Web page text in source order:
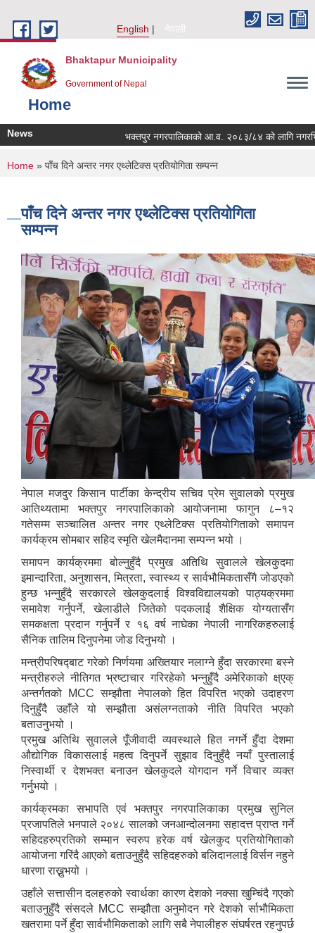
English
नेपाली
Bhaktapur Municipality
Government of Nepal
Home
News भक्तपुर नगरपालिकाको आ.व. २०८३/८४ को लागि
You are here
Home » पाँच दिने अन्तर नगर एथ्लेटिक्स प्रतियोगिता सम्पन्न
पाँच दिने अन्तर नगर एथ्लेटिक्स प्रतियोगिता
सम्पन्न
नेपाल मजदुर किसान पार्टीका केन्द्रीय सचिव प्रेम सुवालको प्रमुख
आतिथ्यतामा भक्तपुर नगरपालिकाको आयोजनामा फागुन ८–१२
गतेसम्म सञ्चालित अन्तर नगर एथ्लेटिक्स प्रतियोगिताको समापन
कार्यक्रम सोमबार सहिद स्मृति खेलमैदानमा सम्पन्न भयो ।
समापन कार्यक्रममा बोल्नुहुँदै प्रमुख अतिथि सुवालले खेलकुदमा
इमान्दारिता, अनुशासन, मित्रता, स्वास्थ्य र सार्वभौमिकतासँगै जोडएको
हुन्छ भन्नुहुँदै सरकारले खेलकुदलाई विश्वविद्यालयको पाठ्यक्रममा
समावेश गर्नुपर्ने, खेलाडीले जितेको पदकलाई शैक्षिक योग्यतासँग
समकक्षता प्रदान गर्नुपर्ने र १६ वर्ष नाघेका नेपाली नागरिकहरुलाई
सैनिक तालिम दिनुपनेमा जोड दिनुभयो ।
मन्त्रीपरिषद्‍बाट गरेको निर्णयमा अख्तियार नलाग्ने हुँदा सरकारमा बस्ने
मन्त्रीहरुले नीतिगत भ्रष्टाचार गरिरहेको भन्नुहुँदै अमेरिकाको क्ष्एक्
अन्तर्गतको MCC सम्झौता नेपालको हित विपरित भएको उदाहरण
दिनुहुँदै उहाँले यो सम्झौता असंलग्नताको नीति विपरित भएको
बताउनुभयो ।
प्रमुख अतिथि सुवालले पूँजीवादी व्यवस्थाले हित नगर्ने हुँदा देशमा
औद्योगिक विकासलाई महत्व दिनुपर्ने सुझाव दिनुहुँदै नयाँ पुस्तालाई
निस्वार्थी र देशभक्त बनाउन खेलकुदले योगदान गर्ने विचार व्यक्त
गर्नुभयो ।
कार्यक्रमका सभापति एवं भक्तपुर नगरपालिकाका प्रमुख सुनिल
प्रजापतिले भनपाले २०४८ सालको जनआन्दोलनमा सहादत्त प्राप्त गर्ने
सहिदहरुप्रतिको सम्मान स्वरुप हरेक वर्ष खेलकुद प्रतियोगिताको
आयोजना गरिंदै आएको बताउनुहुँदै सहिदहरुको बलिदानलाई विर्सन नहुने
धारणा राख्नुभयो ।
उहाँले सत्तासीन दलहरुको स्वार्थका कारण देशको नक्सा खुम्चिंदै गएको
बताउनुहुँदै संसदले MCC सम्झौता अनुमोदन गरे देशको र्साभौमिकता
खतरामा पर्ने हुँदा सार्वभौमिकताको लागि सबै नेपालीहरु संघर्षरत रहनुपर्छ